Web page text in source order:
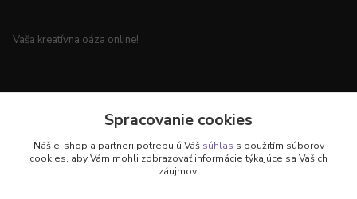
Vaša kreatívna oáza online!
Všetko pre vaše handmade projekty a originálne dekorácie.
Spracovanie cookies
Náš e-shop a partneri potrebujú Váš súhlas s použitím súborov
cookies, aby Vám mohli zobrazovať informácie týkajúce sa Vašich
záujmov.